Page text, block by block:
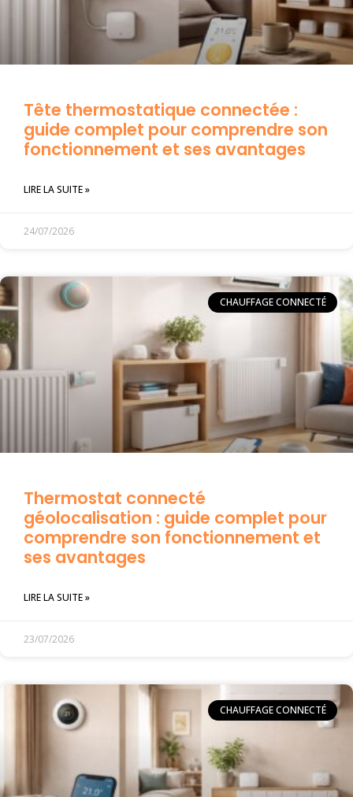
Tête thermostatique connectée :
guide complet pour comprendre son
fonctionnement et ses avantages
LIRE LA SUITE »
24/07/2026
CHAUFFAGE CONNECTÉ
Thermostat connecté
géolocalisation : guide complet pour
comprendre son fonctionnement et
ses avantages
LIRE LA SUITE »
23/07/2026
CHAUFFAGE CONNECTÉ